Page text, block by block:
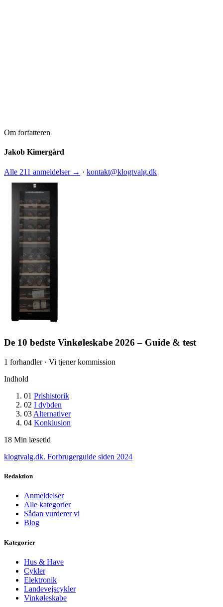
Om forfatteren
Jakob Kimergård
Alle 211 anmeldelser → · kontakt@klogtvalg.dk
De 10 bedste Vinkøleskabe 2026 – Guide & test
1 forhandler · Vi tjener kommission
Indhold
01 Prishistorik
02 I dybden
03 Alternativer
04 Konklusion
18 Min læsetid
klogtvalg.dk. Forbrugerguide siden 2024
Redaktion
Anmeldelser
Alle kategorier
Sådan vurderer vi
Blog
Kategorier
Hus & Have
Cykler
Elektronik
Landevejscykler
Vinkøleskabe